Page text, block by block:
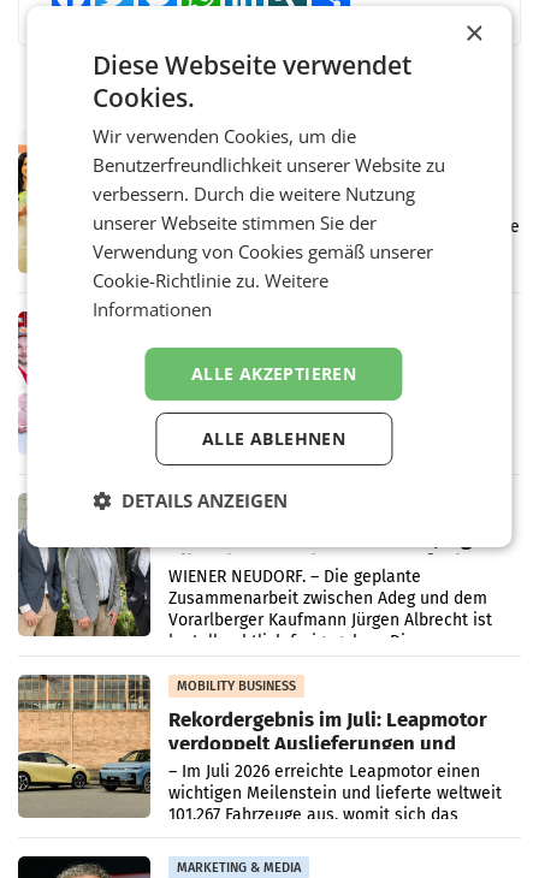
RETAIL
Eine Bühne für Zirkularität: ARA und
Müller informieren am POS über
Kreislauffähigkeit
Über den gesamten August hinweg rücken die
Altstoff Recycling Austria AG (ARA) und der
Handelskonzern Müller die Initiative
„Kreislauf-Helden“ in allen österreichischen
Müller-Filialen
Penny modernisiert zwei Filialen in
Ober- und Niederösterreich
WIENER NEUDORF. – Im Rahmen einer
laufenden Modernisierungsoffensive
erneuert Penny zwei Filialen in Nieder- und
Oberösterreich. Die beiden Standorte liegen
RETAIL
Albrecht setzt ab 1.1.2027 auf Adeg
WIENER NEUDORF. – Die geplante
Zusammenarbeit zwischen Adeg und dem
Vorarlberger Kaufmann Jürgen Albrecht ist
kartellrechtlich freigegeben: Die
Bundeswettbewerbsbehörde und der
Bundeskartellanwalt
MOBILITY BUSINESS
Rekordergebnis im Juli: Leapmotor
verdoppelt Auslieferungen und
überschreitet die 100.000er-Marke
– Im Juli 2026 erreichte Leapmotor einen
wichtigen Meilenstein und lieferte weltweit
101.267 Fahrzeuge aus, womit sich das
Ergebnis gegenüber Juli 2025 mehr als
verdoppelte (+102
MARKETING & MEDIA
×
Diese Webseite verwendet
Cookies.
Wir verwenden Cookies, um die
Benutzerfreundlichkeit unserer Website zu
verbessern. Durch die weitere Nutzung
unserer Webseite stimmen Sie der
Verwendung von Cookies gemäß unserer
Cookie-Richtlinie zu.Weitere
Informationen
ALLE AKZEPTIEREN
ALLE ABLEHNEN
DETAILS ANZEIGEN